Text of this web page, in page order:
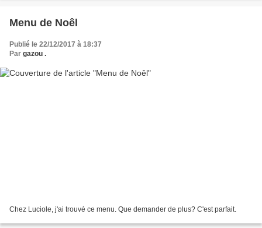
Menu de Noêl
Publié le 22/12/2017 à 18:37
Par gazou .
Chez Luciole, j'ai trouvé ce menu. Que demander de plus? C'est parfait.